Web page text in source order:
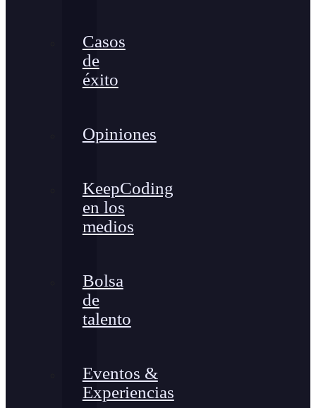
Casos
de
éxito
Opiniones
KeepCoding
en los
medios
Bolsa
de
talento
Eventos &
Experiencias